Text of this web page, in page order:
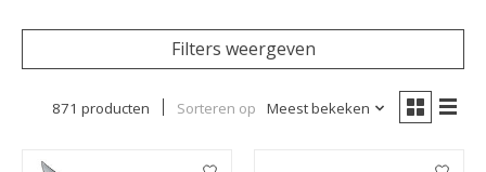
Filters weergeven
871 producten Sorteren op Meest bekeken